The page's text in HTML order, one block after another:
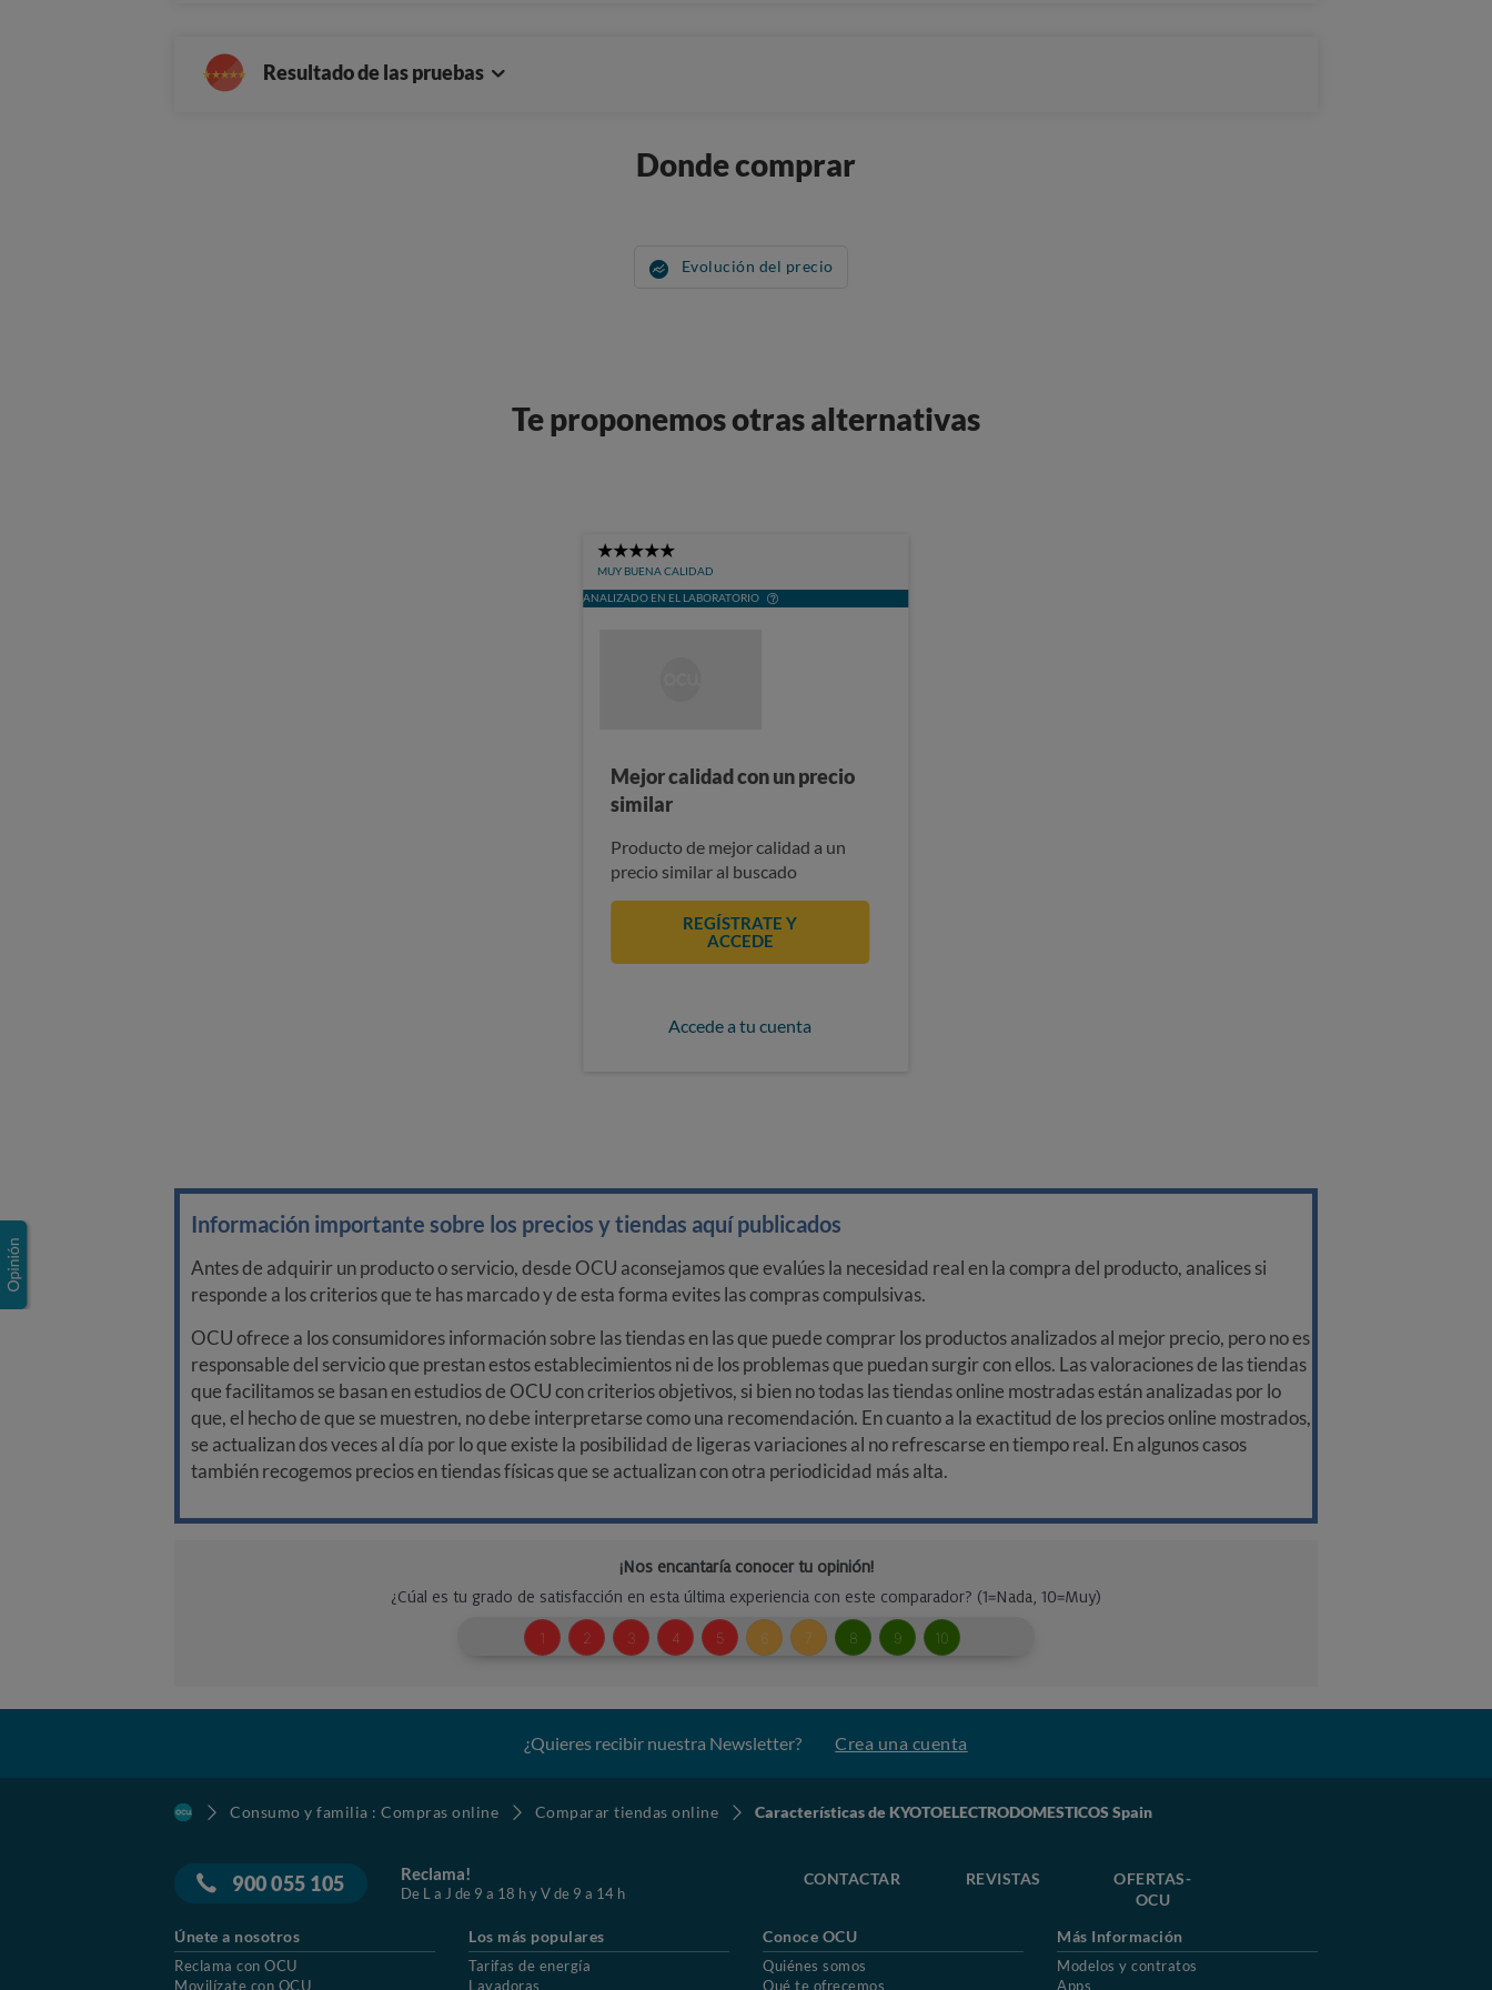
Resultado de las pruebas
Donde comprar
Evolución del precio
Te proponemos otras alternativas
5
Stars
MUY BUENA CALIDAD
ANALIZADO EN EL LABORATORIO
Mejor calidad con un precio
similar
Producto de mejor calidad a un
precio similar al buscado
REGÍSTRATE Y
ACCEDE
Accede a tu cuenta
Información importante sobre los precios y tiendas aquí publicados
Antes de adquirir un producto o servicio, desde OCU aconsejamos que evalúes la necesidad real en la compra del producto, analices si
responde a los criterios que te has marcado y de esta forma evites las compras compulsivas.
OCU ofrece a los consumidores información sobre las tiendas en las que puede comprar los productos analizados al mejor precio, pero no es
responsable del servicio que prestan estos establecimientos ni de los problemas que puedan surgir con ellos. Las valoraciones de las tiendas
que facilitamos se basan en estudios de OCU con criterios objetivos, si bien no todas las tiendas online mostradas están analizadas por lo
que, el hecho de que se muestren, no debe interpretarse como una recomendación. En cuanto a la exactitud de los precios online mostrados,
se actualizan dos veces al día por lo que existe la posibilidad de ligeras variaciones al no refrescarse en tiempo real. En algunos casos
también recogemos precios en tiendas físicas que se actualizan con otra periodicidad más alta.
¿Quieres recibir nuestra Newsletter? Crea una cuenta
Consumo y familia : Compras online Comparar tiendas online Características de KYOTOELECTRODOMESTICOS Spain
900 055 105 Reclama!
De L a J de 9 a 18 h y V de 9 a 14 h
CONTACTAR REVISTAS
OFERTAS-
OCU
Únete a nosotros
Reclama con OCU
Movilízate con OCU
Los más populares
Tarifas de energía
Lavadoras
Conoce OCU
Quiénes somos
Qué te ofrecemos
Más Información
Modelos y contratos
Apps